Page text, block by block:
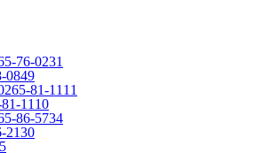
76-0231
0849
81-1111
1110
86-5734
2130